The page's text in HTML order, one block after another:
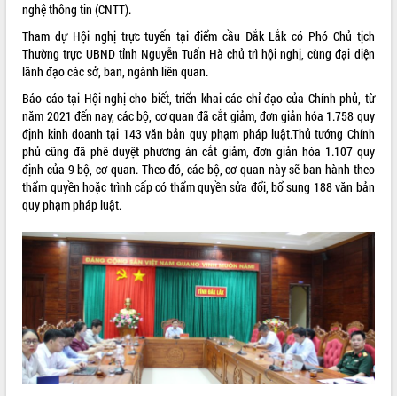
VIDEO
Khám bệnh, cấp phát thuốc miễn phí
và tặng quà người dân xã Cư Pui
Hội nghị UBND tỉnh Đắk Lắk thường kỳ
tháng 7/2026
nghệ thông tin (CNTT).
Tham dự Hội nghị trực tuyến tại điểm cầu Đắk Lắk có Phó Chủ tịch
Thường trực UBND tỉnh Nguyễn Tuấn Hà chủ trì hội nghị, cùng đại diện
lãnh đạo các sở, ban, ngành liên quan.
Báo cáo tại Hội nghị cho biết, triển khai các chỉ đạo của Chính phủ, từ
năm 2021 đến nay, các bộ, cơ quan đã cắt giảm, đơn giản hóa 1.758 quy
định kinh doanh tại 143 văn bản quy phạm pháp luật.Thủ tướng Chính
phủ cũng đã phê duyệt phương án cắt giảm, đơn giản hóa 1.107 quy
định của 9 bộ, cơ quan. Theo đó, các bộ, cơ quan này sẽ ban hành theo
thẩm quyền hoặc trình cấp có thẩm quyền sửa đổi, bổ sung 188 văn bản
quy phạm pháp luật.